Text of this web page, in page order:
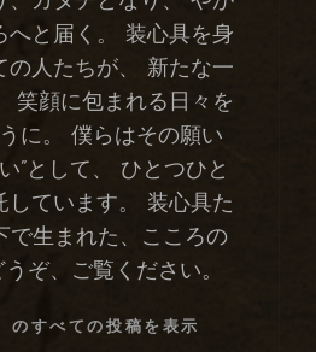
へと届く。 装心具を身
の人たちが、 新たな一
笑顔に包まれる日々を
に。 僕らはその願い
”として、 ひとつひと
しています。 装心具た
生まれた、こころの
ぞ、ご覧ください。
のすべての投稿を表示